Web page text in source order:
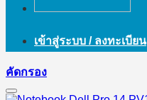
เข้าสู่ระบบ / ลงทะเบียน
คัดกรอง